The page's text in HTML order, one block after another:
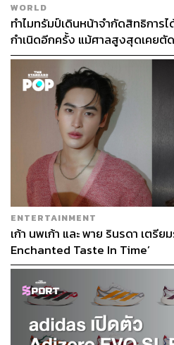
ความน่าสนใจของ Pokémon
ที่นอกเหนือจากกราฟิก เจ้าตัวโป
เกมจะน่ารักตามฉบับ Nintendo
(Multiplayer) ที่เราสามารถชวน
สูงสุดถึง 4 คน และแผนที่ Open
ไหนมาไหนก็ได้อิสระ โดยที่ไม่ต้อ
เกม นอกจากนี้ในโหมดแบตเทิ
การเคลื่อนไหวของตัวละครให้ส
World ภายในเกมอีกด้วย
Pokémon Scarlet และ
เป็น 2 ชุด โดยจะจำหน่ายวันที่ 18
Nintendo Switch เท่านั้น
ภาพ:SEGA, square-enix,
อ้างอิง:
http://
https://
WORLD
ทำไมทรัมป์เดินหน้าจำกัดสิทธิการ
กำเนิดอีกครั้ง แม้ศาลสูงสุดเคยตั
ENTERTAINMENT
เก้า นพเก้า และ พาย รินรดา เตรีย
Enchanted Taste In Time’